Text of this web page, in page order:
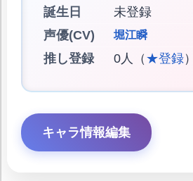
誕生日
未登録
声優(CV)
堀江瞬
推し登録 0人（ ★登録）
キャラ情報編集